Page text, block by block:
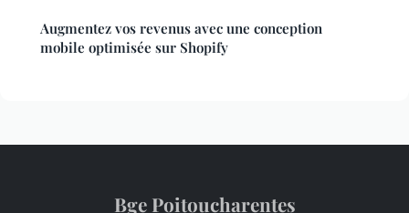
Augmentez vos revenus avec une conception
mobile optimisée sur Shopify
Bge Poitoucharentes